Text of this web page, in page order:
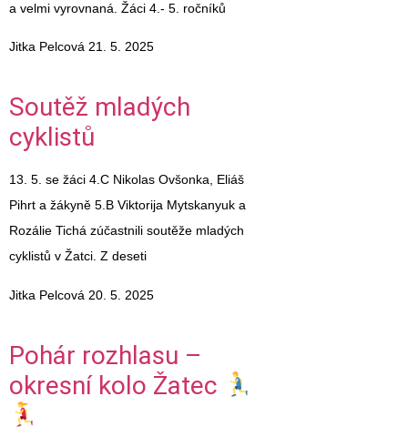
a velmi vyrovnaná. Žáci 4.- 5. ročníků
Jitka Pelcová 21. 5. 2025
Soutěž mladých
cyklistů
13. 5. se žáci 4.C Nikolas Ovšonka, Eliáš
Pihrt a žákyně 5.B Viktorija Mytskanyuk a
Rozálie Tichá zúčastnili soutěže mladých
cyklistů v Žatci. Z deseti
Jitka Pelcová 20. 5. 2025
Pohár rozhlasu –
okresní kolo Žatec